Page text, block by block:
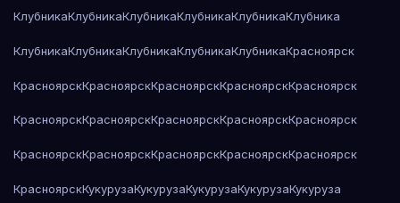
КлубникаКлубникаКлубникаКлубникаКлубникаКлубника
КлубникаКлубникаКлубникаКлубникаКлубникаКрасноярск
КрасноярскКрасноярскКрасноярскКрасноярскКрасноярск
КрасноярскКрасноярскКрасноярскКрасноярскКрасноярск
КрасноярскКрасноярскКрасноярскКрасноярскКрасноярск
КрасноярскКукурузаКукурузаКукурузаКукурузаКукуруза